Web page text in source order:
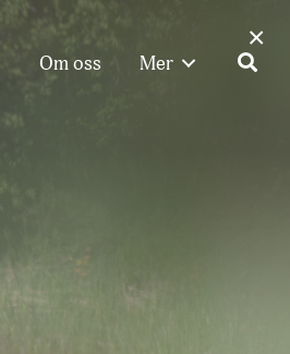
Om oss Mer
×